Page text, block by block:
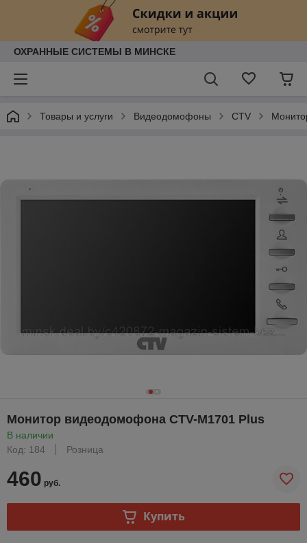
ОХРАННЫЕ СИСТЕМЫ В МИНСКЕ
Товары и услуги Видеодомофоны CTV
Монитор видеодомофона CTV-M1701 Plus
В наличии
Код: 184
Розница
460 руб.
Купить